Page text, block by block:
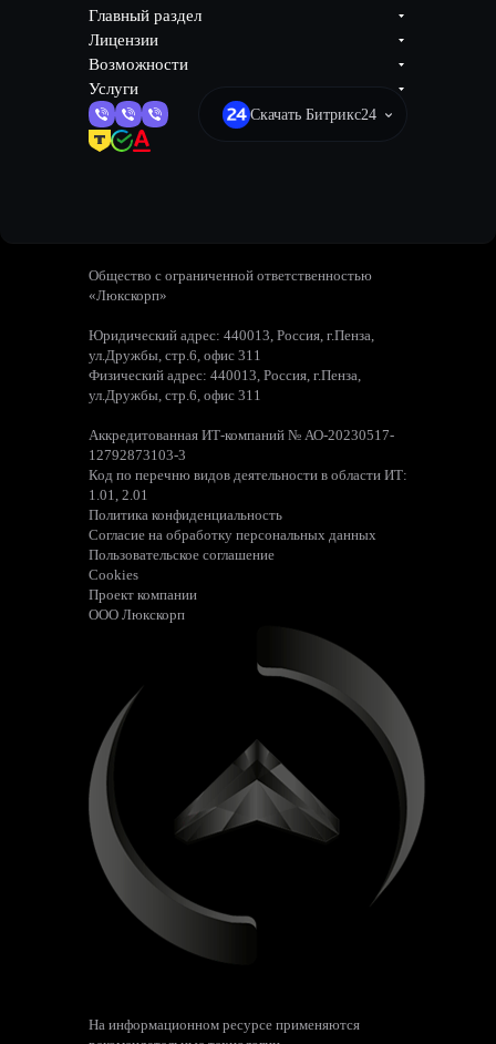
Главный раздел
Лицензии
Возможности
Услуги
Скачать Битрикс24
Общество с ограниченной ответственностью
«Люкскорп»
Юридический адрес: 440013, Россия, г.Пенза,
ул.Дружбы, стр.6, офис 311
Физический адрес: 440013, Россия, г.Пенза,
ул.Дружбы, стр.6, офис 311
Аккредитованная ИТ-компаний № АО-20230517-
12792873103-3
Код по перечню видов деятельности в области ИТ:
1.01, 2.01
Политика конфиденциальность
Согласие на обработку персональных данных
Пользовательское соглашение
Cookies
Проект компании
ООО Люкскорп
На информационном ресурсе применяются